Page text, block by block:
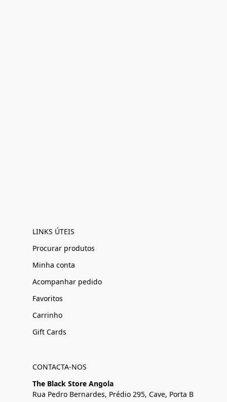
LINKS ÚTEIS
Procurar produtos
Minha conta
Acompanhar pedido
Favoritos
Carrinho
Gift Cards
CONTACTA-NOS
The Black Store Angola
Rua Pedro Bernardes, Prédio 295, Cave, Porta B